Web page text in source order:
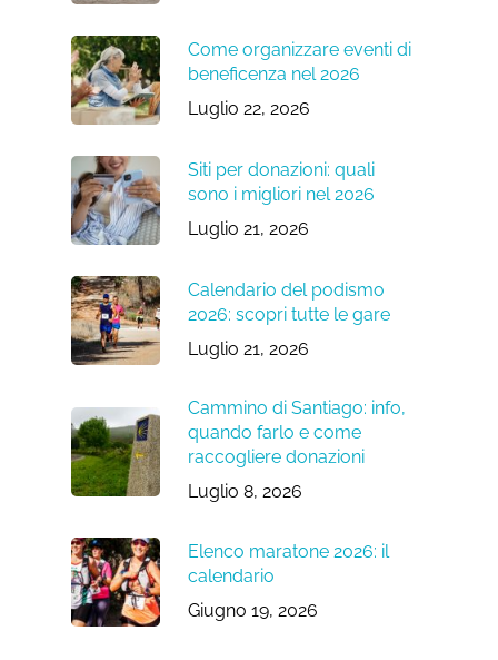
Come organizzare eventi di
beneficenza nel 2026
Luglio 22, 2026
Siti per donazioni: quali
sono i migliori nel 2026
Luglio 21, 2026
Calendario del podismo
2026: scopri tutte le gare
Luglio 21, 2026
Cammino di Santiago: info,
quando farlo e come
raccogliere donazioni
Luglio 8, 2026
Elenco maratone 2026: il
calendario
Giugno 19, 2026